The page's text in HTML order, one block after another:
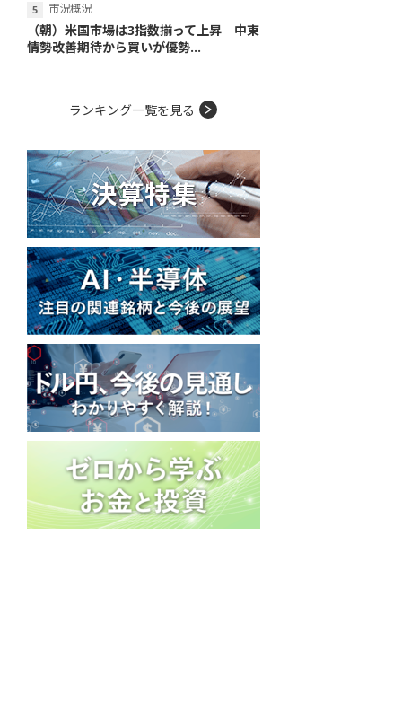
市況概況
（朝）米国市場は3指数揃って上昇 中東
情勢改善期待から買いが優勢...
ランキング一覧を見る